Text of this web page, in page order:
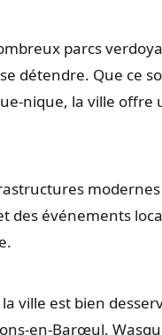
parcs
détendre. Que ce
nique, la ville offre
des événements
ville est bien
en-Barœul,